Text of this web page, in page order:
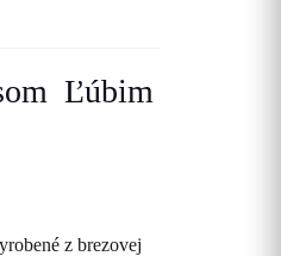
Ľúbim
z brezovej